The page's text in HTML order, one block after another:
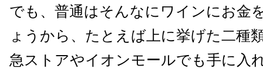
でも、普通はそんなにワインにお金
ょうから、たとえば上に挙げた二種
急ストアやイオンモールでも手に入